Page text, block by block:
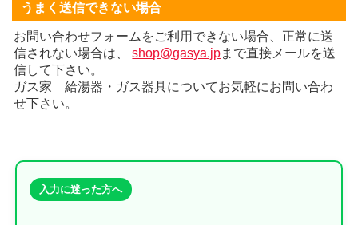
うまく送信できない場合
お問い合わせフォームをご利用できない場合、正常に送
信されない場合は、shop@gasya.jpまで直接メールを送
信して下さい。
ガス家 給湯器・ガス器具についてお気軽にお問い合わ
せ下さい。
入力に迷った方へ